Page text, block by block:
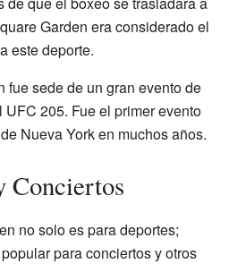
Garden era considerado el
este deporte.
fue sede de un gran evento de
UFC 205. Fue el primer evento
Nueva York en muchos años.
Conciertos
no solo es para deportes;
para conciertos y otros